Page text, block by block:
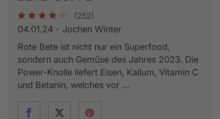
1 2 3 4 (252)
04.01.24 - Jochen Winter
Rote Bete ist nicht nur ein Superfood,
sondern auch Gemüse des Jahres 2023. Die
Power-Knolle liefert Eisen, Kalium, Vitamin C
und Betanin, welches vor ...